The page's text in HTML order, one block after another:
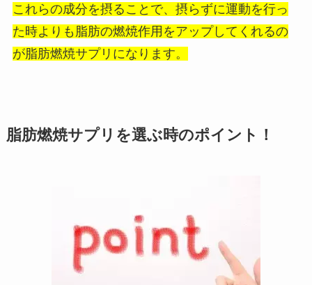
これらの成分を摂ることで、摂らずに運動を行っ
た時よりも脂肪の燃焼作用をアップしてくれるの
が脂肪燃焼サプリになります。
脂肪燃焼サプリを選ぶ時のポイント！